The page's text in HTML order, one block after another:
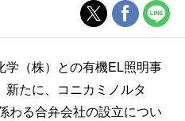
（株）との有機EL照明事
たに、コニカミノルタ
わる合弁会社の設立につい